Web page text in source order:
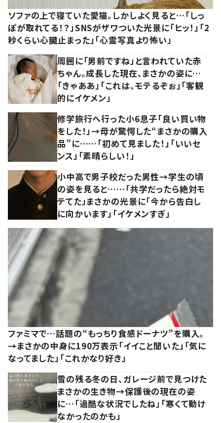
ソファの上で寝ていた愛猫。しかしよく見ると…「しっ
ぽが取れてる！？」SNSがザワついた光景に「ヒッ！」「2
秒くらい心臓止まった」「心霊写真より怖い」
周囲に「男前ですね」と言われていた赤
ちゃん。成長した現在、まさかの姿に…
「きゃああ」「これは、モテるぞぉ」「客観
的にイケメン」
修学旅行へ行った小6息子「良い買い物
をした！」→母が驚愕した“まさかの購入
品”に……「初めて見ました！」「いいセ
ンス」「素晴らしい！」
小中高で男子校だった男性→学生の頃
の姿を見ると……「共学だったら絶対モ
テてた」まさかの光景に「今から告白し
に向かいます」「イケメンすぎ」
ファミマで…話題の“もっちり食感ドーナツ”を購入。
→まさかの中身に190万表示「イイこと聞いた」「気に
なってました」「これかなり好き」
雪の残る冬の日、ガレージ前で見つけた
まさかの生き物→保護後の現在の姿
に…「過酷な状況でしたね」「寒くて動け
なかったのかも」